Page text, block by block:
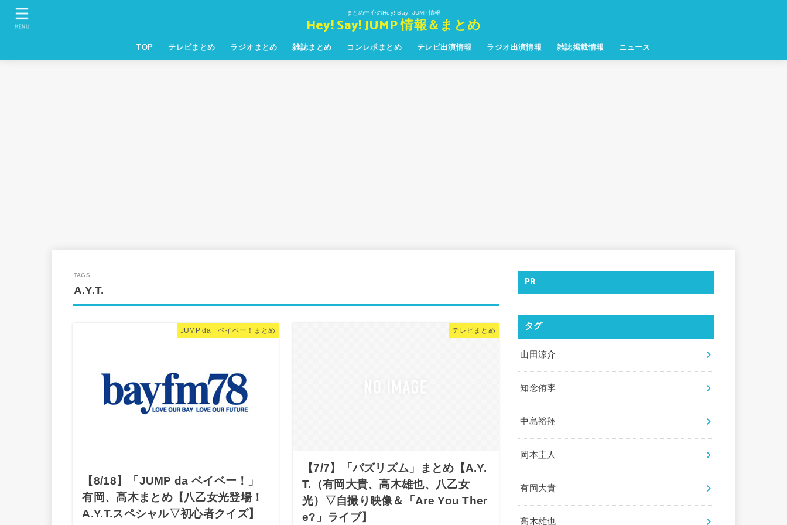
まとめ中心のHey! Say! JUMP情報
Hey! Say! JUMP 情報＆まとめ
TOP テレビまとめ ラジオまとめ 雑誌まとめ コンレポまとめ テレビ出演情報 ラジオ出演情報 雑誌掲載情報 ニュース
MENU
A.Y.T.
JUMP da ベイベー！まとめ
【8/18】「JUMP da ベイベー！」
有岡、髙木まとめ【八乙女光登場！
A.Y.T.スペシャル▽初心者クイズ】
テレビまとめ
【7/7】「バズリズム」まとめ【A.Y.
T.（有岡大貴、高木雄也、八乙女
光）▽自撮り映像＆「Are You Ther
e?」ライブ】
PR
タグ
山田涼介
知念侑李
中島裕翔
岡本圭人
有岡大貴
髙木雄也